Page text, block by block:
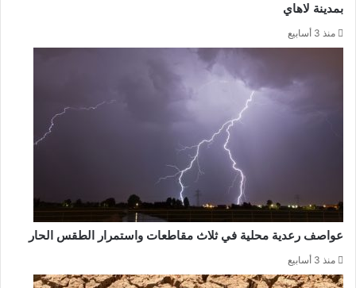
بمدينة لاهاي
منذ 3 أسابيع
عواصف رعدية محلية في ثلاث مقاطعات واستمرار الطقس الحار
منذ 3 أسابيع